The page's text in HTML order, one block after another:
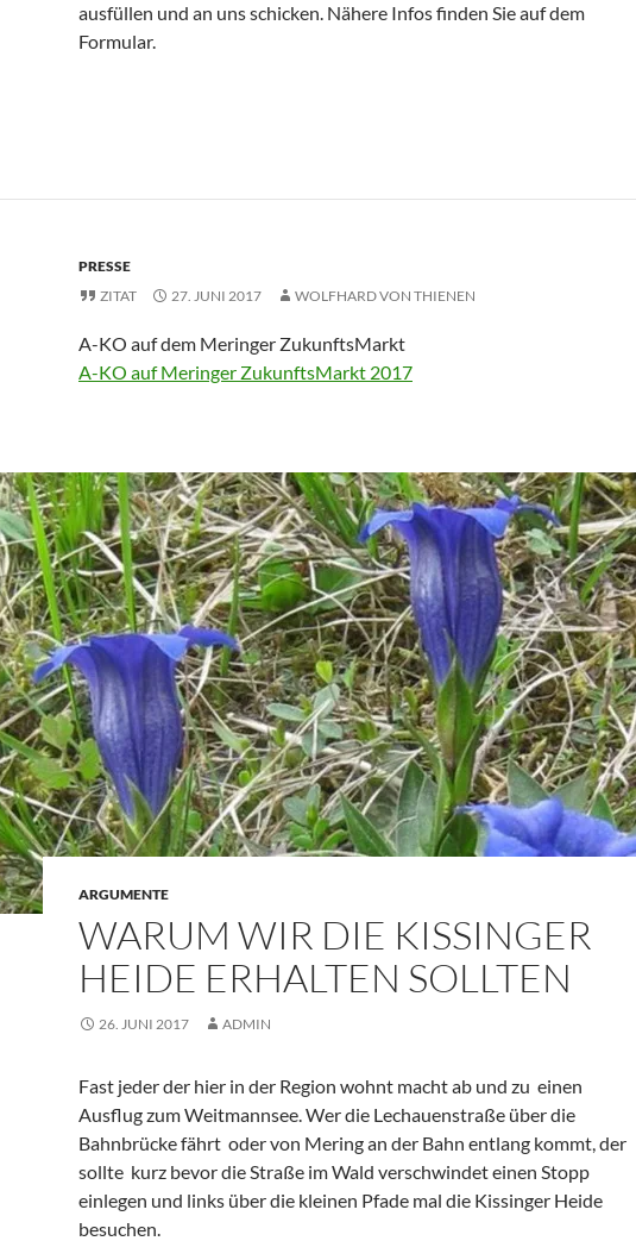
ausfüllen und an uns schicken. Nähere Infos finden Sie auf dem
Formular.
PRESSE
ZITAT
27. JUNI 2017 WOLFHARD VON THIENEN
A-KO auf dem Meringer ZukunftsMarkt
A-KO auf Meringer ZukunftsMarkt 2017
ARGUMENTE
WARUM WIR DIE KISSINGER
HEIDE ERHALTEN SOLLTEN
26. JUNI 2017 ADMIN
Fast jeder der hier in der Region wohnt macht ab und zu einen
Ausflug zum Weitmannsee. Wer die Lechauenstraße über die
Bahnbrücke fährt oder von Mering an der Bahn entlang kommt, der
sollte kurz bevor die Straße im Wald verschwindet einen Stopp
einlegen und links über die kleinen Pfade mal die Kissinger Heide
besuchen.